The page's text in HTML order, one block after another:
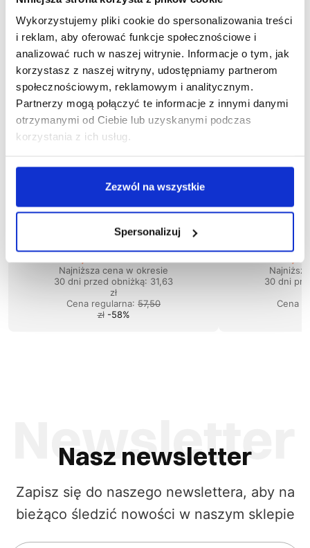
Wykorzystujemy pliki cookie do spersonalizowania treści
i reklam, aby oferować funkcje społecznościowe i
analizować ruch w naszej witrynie. Informacje o tym, jak
korzystasz z naszej witryny, udostępniamy partnerom
społecznościowym, reklamowym i analitycznym.
Partnerzy mogą połączyć te informacje z innymi danymi
otrzymanymi od Ciebie lub uzyskanymi podczas
korzystania z ich usług.
Zezwól na wszystkie
Spersonalizuj
1-04-040
Bluza PIRAT
24,15 zł brutto
Najniższa cena w okresie
30 dni przed obniżką: 31,63
zł
Cena regularna: 57,50
zł -58%
30 dni
Cena
Nasz newsletter
Zapisz się do naszego newslettera, aby na
bieżąco śledzić nowości w naszym sklepie